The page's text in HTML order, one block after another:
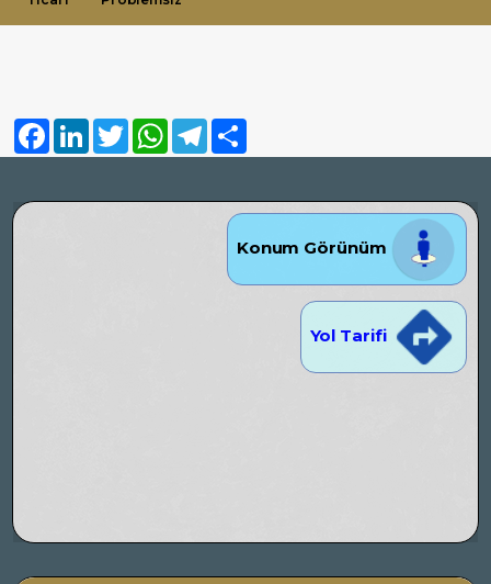
Konum Görünüm
Yol Tarifi
FacebookLinkedInTwitter WhatsAppTelegram